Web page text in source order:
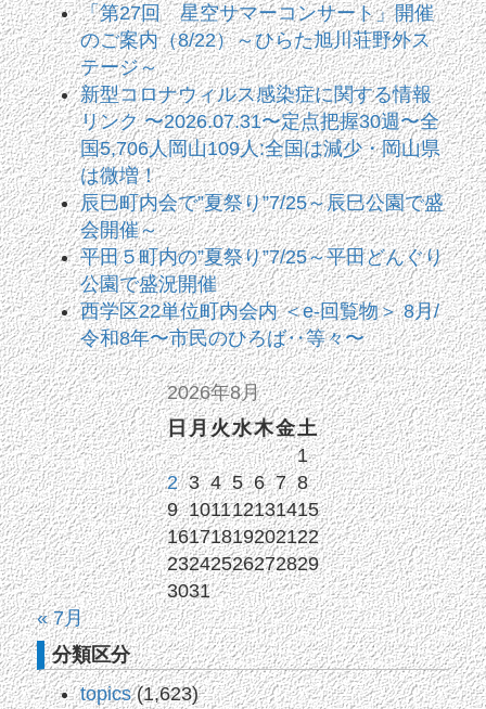
「第27回 星空サマーコンサート」開催
のご案内（8/22）～ひらた旭川荘野外ス
テージ～
新型コロナウィルス感染症に関する情報
リンク 〜2026.07.31〜定点把握30週〜全
国5,706人岡山109人:全国は減少・岡山県
は微増！
辰巳町内会で”夏祭り”7/25～辰巳公園で盛
会開催～
平田５町内の”夏祭り”7/25～平田どんぐり
公園で盛況開催
西学区22単位町内会内 ＜e-回覧物＞ 8月/
令和8年〜市民のひろば‥等々〜
2026年8月
日月火水木金土
1
2 3 4 5 6 7 8
9 101112131415
16171819202122
23242526272829
3031
« 7月
分類区分
topics(1,623)